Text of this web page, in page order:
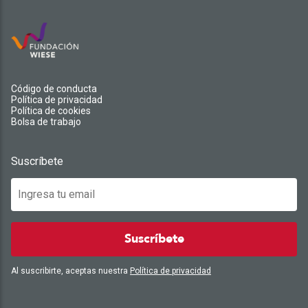
Código de conducta
Política de privacidad
Política de cookies
Bolsa de trabajo
Suscríbete
Suscríbete
Al suscribirte, aceptas nuestra Política de privacidad